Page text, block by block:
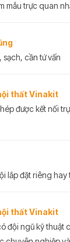
mẫu trực quan
cần tứ vấn
thất Vinakit
được kết nối
lắp đặt riêng
thất Vinakit
đội ngũ kỹ thuật